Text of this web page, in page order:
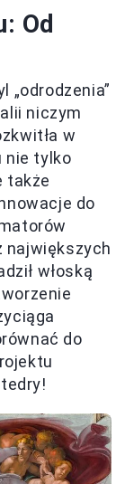
Od
niczym
w
nie tylko
także
do
największych
włoską
do